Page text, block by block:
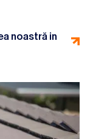
noastră in